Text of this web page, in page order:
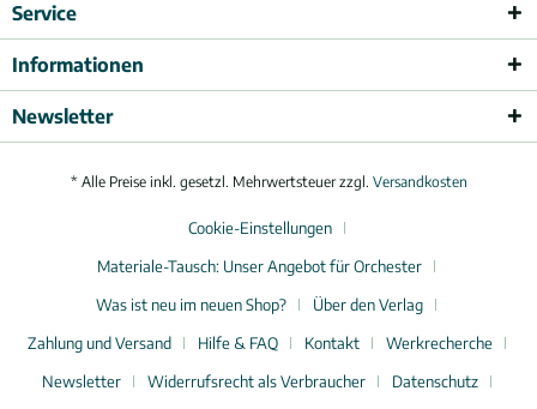
Service
Informationen
Newsletter
* Alle Preise inkl. gesetzl. Mehrwertsteuer zzgl. Versandkosten
Cookie-Einstellungen
Materiale-Tausch: Unser Angebot für Orchester
Was ist neu im neuen Shop?
Über den Verlag
Zahlung und Versand
Hilfe & FAQ Kontakt
Werkrecherche
Newsletter
Widerrufsrecht als Verbraucher
Datenschutz